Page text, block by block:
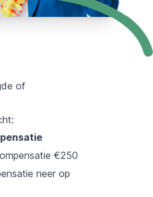
of
€250
neer op